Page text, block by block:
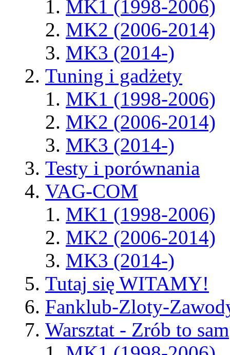
MK1 (1998-2006)
MK2 (2006-2014)
MK3 (2014-)
Tuning i gadżety
MK1 (1998-2006)
MK2 (2006-2014)
MK3 (2014-)
Testy i porównania
VAG-COM
MK1 (1998-2006)
MK2 (2006-2014)
MK3 (2014-)
Tutaj się WITAMY!
Fanklub-Zloty-
Warsztat - Zrób to sam